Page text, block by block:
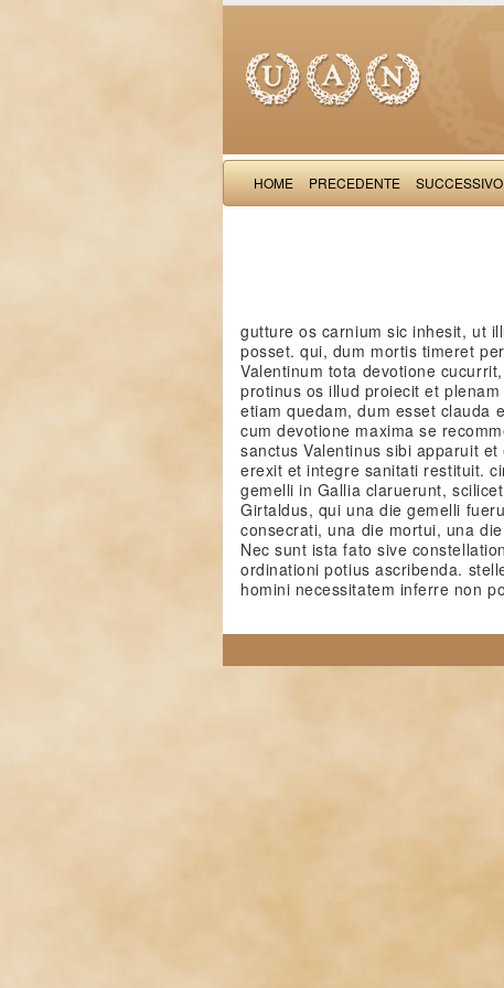
HOME PRECEDENTE SUCCESSIVO
gutture os carnium sic inhesit, ut
posset. qui, dum mortis timeret
Valentinum tota devotione
protinus os illud proiecit et
etiam quedam, dum esset clauda
cum devotione maxima se
sanctus Valentinus sibi apparuit
erexit et integre sanitati restituit.
gemelli in Gallia claruerunt,
Girtaldus, qui una die gemelli
consecrati, una die mortui, una
Nec sunt ista fato sive
ordinationi potius ascribenda.
homini necessitatem inferre non